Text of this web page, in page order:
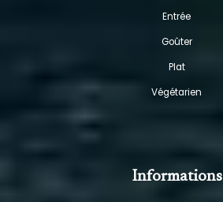
Entrée
Goûter
Plat
Végétarien
Informations